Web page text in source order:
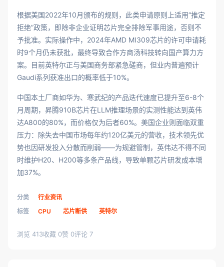
根据美国2022年10月颁布的规则，此类申请原则上适用“推定
拒绝”政策，即除非企业证明芯片完全排除军事用途，否则不
予批准。实际操作中，2024年AMD MI309芯片的许可申请耗
时9个月仍未获批，最终导致合作方商汤科技转向国产算力方
案。目前英特尔正与美国商务部紧急磋商，但业内普遍预计
Gaudi系列获准出口的概率低于10%。
中国本土厂商如华为、寒武纪的产品迭代速度已提升至6-8个
月周期，昇腾910B芯片在LLM推理场景的实测性能达到英伟
达A800的80%，而价格仅为后者60%。美国企业则面临双重
压力：除失去中国市场每年约120亿美元的营收，技术领先优
势也因研发投入分散而削弱——为规避管制，英伟达不得不同
时维护H20、H200等多条产品线，导致单颗芯片研发成本增
加37%。
分类
行业资讯
标签
CPU 芯片断供 英特尔
浏览 413收藏 0赞 0评论 7